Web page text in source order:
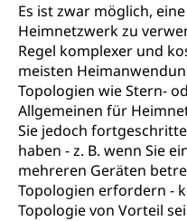
Es ist zwar möglich,
Heimnetzwerk zu
Regel komplexer und
meisten
Topologien wie Stern-
Allgemeinen für
Sie jedoch
haben - z. B. wenn Sie
mehreren Geräten
Topologien erfordern -
Topologie von Vorteil